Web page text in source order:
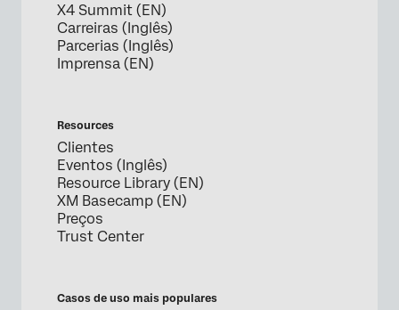
X4 Summit (EN)
Carreiras (Inglês)
Parcerias (Inglês)
Imprensa (EN)
Resources
Clientes
Eventos (Inglês)
Resource Library (EN)
XM Basecamp (EN)
Preços
Trust Center
Casos de uso mais populares